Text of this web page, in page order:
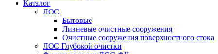
Каталог
ЛОС
Бытовые
Ливневые очистные сооружения
Очистные сооружения поверхностного стока
ЛОС Глубокой очистки